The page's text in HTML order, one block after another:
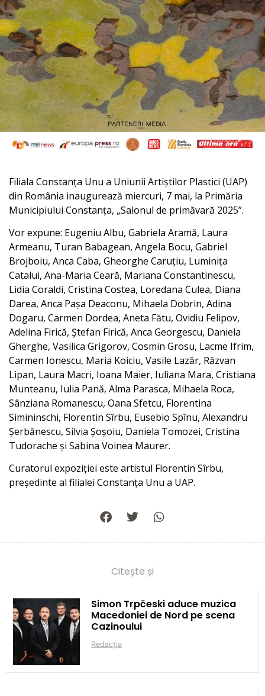
Filiala Constanța Unu a Uniunii Artiștilor Plastici (UAP)
din România inaugurează miercuri, 7 mai, la Primăria
Municipiului Constanța, „Salonul de primăvară 2025”.
Vor expune: Eugeniu Albu, Gabriela Aramă, Laura
Armeanu, Turan Babagean, Angela Bocu, Gabriel
Brojboiu, Anca Caba, Gheorghe Caruțiu, Luminița
Catalui, Ana-Maria Ceară, Mariana Constantinescu,
Lidia Coraldi, Cristina Costea, Loredana Culea, Diana
Darea, Anca Pașa Deaconu, Mihaela Dobrin, Adina
Dogaru, Carmen Dordea, Aneta Fătu, Ovidiu Felipov,
Adelina Firică, Ștefan Firică, Anca Georgescu, Daniela
Gherghe, Vasilica Grigorov, Cosmin Grosu, Lacme Ifrim,
Carmen Ionescu, Maria Koiciu, Vasile Lazăr, Răzvan
Lipan, Laura Macri, Ioana Maier, Iuliana Mara, Cristiana
Munteanu, Iulia Pană, Alma Parasca, Mihaela Roca,
Sânziana Romanescu, Oana Sfetcu, Florentina
Simininschi, Florentin Sîrbu, Eusebio Spînu, Alexandru
Șerbănescu, Silvia Șoșoiu, Daniela Tomozei, Cristina
Tudorache și Sabina Voinea Maurer.
Curatorul expoziției este artistul Florentin Sîrbu,
președinte al filialei Constanța Unu a UAP.
Citește și
Simon Trpčeski aduce muzica
Macedoniei de Nord pe scena
Cazinoului
Redacția